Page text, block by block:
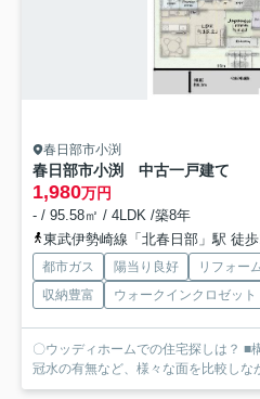
春日部市小渕
春日部市小渕 中古一戸建て
1,980万円
- / 95.58㎡ / 4LDK /築8年
東武伊勢崎線「北春日部」駅 徒
都市ガス 陽当り良好 リフォー
収納豊富
ウォークインクロゼット
〇ウッディホームでの住宅探しは？ ■構造の耐震性や地盤の良し悪し、
冠水の有無など、様々な面を比較しな